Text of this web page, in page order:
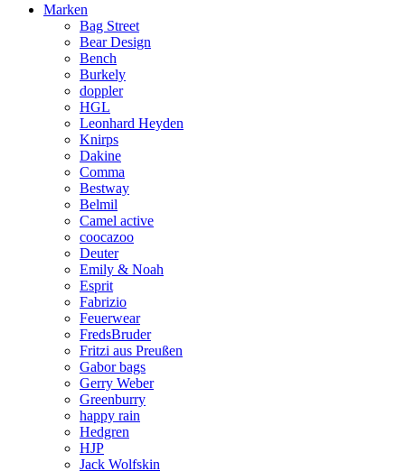
Marken
Bag Street
Bear Design
Bench
Burkely
doppler
HGL
Leonhard Heyden
Knirps
Dakine
Comma
Bestway
Belmil
Camel active
coocazoo
Deuter
Emily & Noah
Esprit
Fabrizio
Feuerwear
FredsBruder
Fritzi aus Preußen
Gabor bags
Gerry Weber
Greenburry
happy rain
Hedgren
HJP
Jack Wolfskin